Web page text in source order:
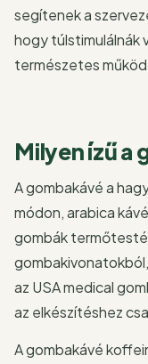
segítenek a
hogy túlstimulálnák
természetes
Milyen ízű a
A gombakávé a
módon, arabica
gombák
gombakivonatokból,
az USA medical
az elkészítéshez
A gombakávé